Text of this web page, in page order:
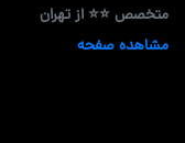
متخصص ⭐⭐ از تهران
مشاهده صفحه